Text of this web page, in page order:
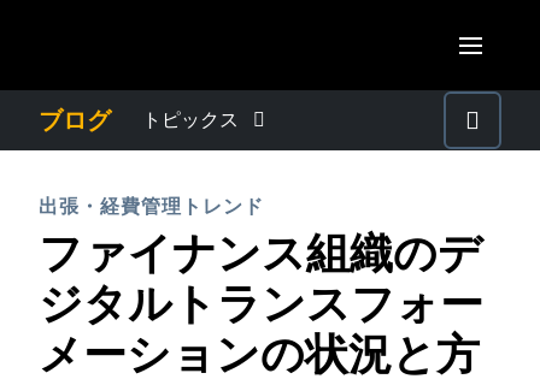
AMERICAS
Canada (English)
Canada (Français)
México (Español)
Brasil (Português)
United Kingdom (English)
France (Français)
Deutschland (Deutsch)
ASIA PACIFIC
Australia (English)
India (English)
ブログ トピックス
プレスリリース
電子帳簿保存法・インボイス制度
出張・経費管理トレンド
ファイナンス組織のデ
ジタルトランスフォー
メーションの状況と方